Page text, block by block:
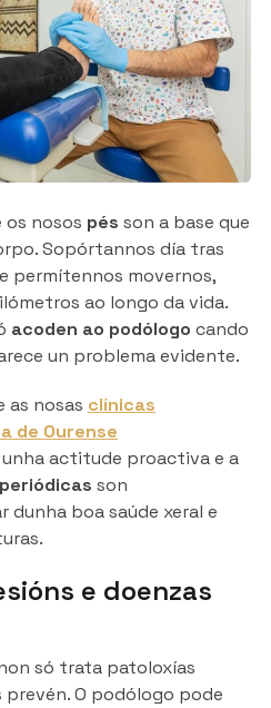
os nosos pés son a base que
Sopórtannos día tras
permítennos movernos,
ao longo da vida.
acoden ao podólogo cando
un problema evidente.
as nosas clínicas
de Ourense
actitude proactiva e a
son
boa saúde xeral e
e doenzas
só trata patoloxías
O podólogo pode